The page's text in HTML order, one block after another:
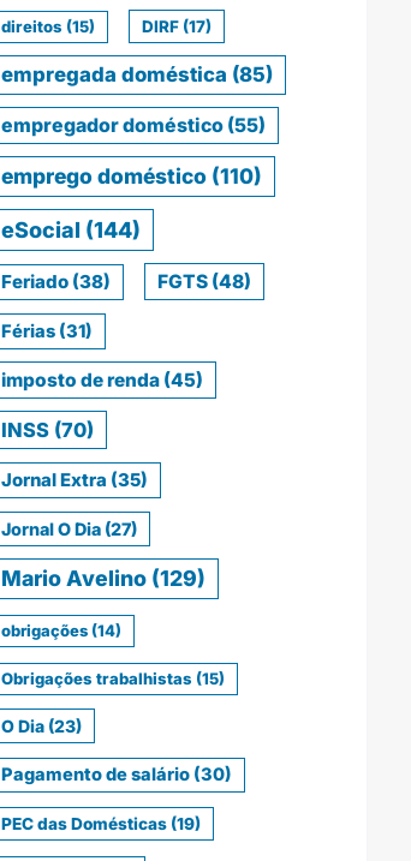
direitos (15) DIRF (17)
empregada doméstica (85)
empregador doméstico (55)
emprego doméstico (110)
eSocial (144)
Feriado (38) FGTS (48)
Férias (31)
imposto de renda (45)
INSS (70)
Jornal Extra (35)
Jornal O Dia (27)
Mario Avelino (129)
obrigações (14)
Obrigações trabalhistas (15)
O Dia (23)
Pagamento de salário (30)
PEC das Domésticas (19)